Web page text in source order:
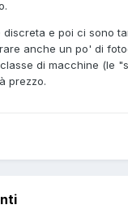
e poi ci sono
anche un po' di
di macchine (le
prezzo.